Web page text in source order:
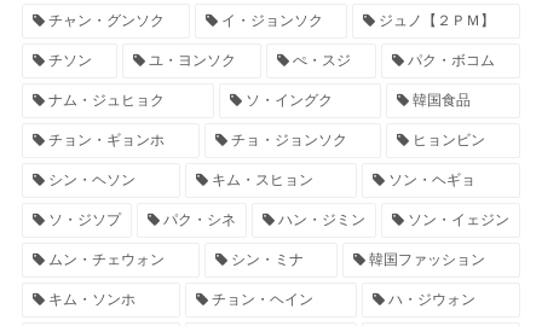
チャン・グンソク イ・ジョンソク ジュノ【２ＰＭ】
チソン ユ・ヨンソク ぺ・スジ パク・ボコム
ナム・ジュヒョク ソ・イングク 韓国食品
チョン・ギョンホ チョ・ジョンソク ヒョンビン
シン・ヘソン キム・スヒョン ソン・ヘギョ
ソ・ジソプ パク・シネ ハン・ジミン ソン・イェジン
ムン・チェウォン シン・ミナ 韓国ファッション
キム・ソンホ チョン・ヘイン ハ・ジウォン